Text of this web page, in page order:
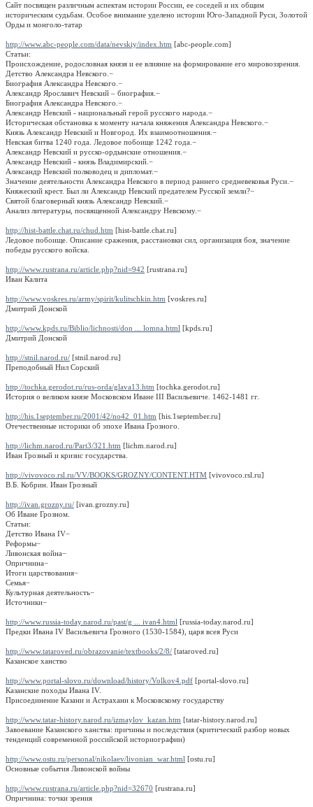
Сайт посвящен различным аспектам истории России, ее соседей и их общим
историческим судьбам. Особое внимание уделено истории Юго-Западной Руси, Золотой
Орды и монголо-татар
http://www.abc-people.com/data/nevskiy/index.htm [abc-people.com]
Статьи:
Происхождение, родословная князя и ее влияние на формирование его мировоззрения.
Детство Александра Невского. −
Биография Александра Невского. −
Александр Ярославич Невский – биография. −
Биография Александра Невского. −
Александр Невский - национальный герой русского народа. −
Историческая обстановка к моменту начала княжения Александра Невского. −
Князь Александр Невский и Новгород. Их взаимоотношения. −
Невская битва 1240 года. Ледовое побоище 1242 года. −
Александр Невский и русско-ордынские отношения. −
Александр Невский - князь Владимирский. −
Александр Невский полководец и дипломат.−
Значение деятельности Александра Невского в период раннего средневековья Руси. −
Княжеский крест. Был ли Александр Невский предателем Русской земли?−
Святой благоверный князь Александр Невский. −
Анализ литературы, посвященной Александру Невскому.−
http://hist-battle.chat.ru/chud.htm [hist-battle.chat.ru]
Ледовое побоище. Описание сражения, расстановки сил, организация боя, значение
победы русского войска.
http://www.rustrana.ru/article.php?nid=942 [rustrana.ru]
Иван Калита
http://www.voskres.ru/army/spirit/kulitschkin.htm [voskres.ru]
Дмитрий Донской
http://www.kpds.ru/Biblio/lichnosti/don ... lomna.html [kpds.ru]
Дмитрий Донской
http://stnil.narod.ru/ [stnil.narod.ru]
Преподобный Нил Сорский
http://tochka.gerodot.ru/rus-orda/glava13.htm [tochka.gerodot.ru]
История о великом князе Московском Иване III Васильевиче. 1462-1481 гг.
http://his.1september.ru/2001/42/no42_01.htm [his.1september.ru]
Отечественные историки об эпохе Ивана Грозного.
http://lichm.narod.ru/Part3/321.htm [lichm.narod.ru]
Иван Грозный и кризис государства.
http://vivovoco.rsl.ru/VV/BOOKS/GROZNY/CONTENT.HTM [vivovoco.rsl.ru]
В.Б. Кобрин. Иван Грозный
http://ivan.grozny.ru/ [ivan.grozny.ru]
Об Иване Грозном.
Статьи:
Детство Ивана IV−
Реформы−
Ливонская война−
Опричнина−
Итоги царствования−
Семья−
Культурная деятельность−
Источники−
http://www.russia-today.narod.ru/past/g ... ivan4.html [russia-today.narod.ru]
Предки Ивана IV Васильевича Грозного (1530-1584), царя всея Руси
http://www.tataroved.ru/obrazovanie/textbooks/2/8/ [tataroved.ru]
Казанское ханство
http://www.portal-slovo.ru/download/history/Volkov4.pdf [portal-slovo.ru]
Казанские походы Ивана IV.
Присоединение Казани и Астрахани к Московскому государству
http://www.tatar-history.narod.ru/izmaylov_kazan.htm [tatar-history.narod.ru]
Завоевание Казанского ханства: причины и последствия (критический разбор новых
тенденций современной российской историографии)
http://www.ostu.ru/personal/nikolaev/livonian_war.html [ostu.ru]
Основные события Ливонской войны
http://www.rustrana.ru/article.php?nid=32670 [rustrana.ru]
Опричнина: точки зрения